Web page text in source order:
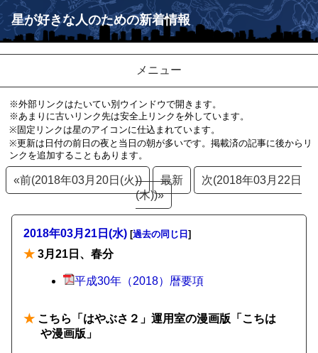
星が好きな人のための新着情報
メニュー
※外部リンクはたいてい別ウインドウで開きます。
※あまりに古いリンク先は安全上リンクを外しています。
※固定リンクは星のアイコンに仕込まれています。
※更新は日付の前日の夜と当日の朝が多いです。掲載済の記事に後からリ
ンクを追加することもあります。
«前(2018年03月20日(火)) 最新
次(2018年03月22日
(木))»
2018年03月21日(水) [過去の同じ日 ]
★ 3月21日、春分
平成30年（2018）暦要項
★ こちら「はやぶさ２」運用室の漫画版「こちは
や漫画版」